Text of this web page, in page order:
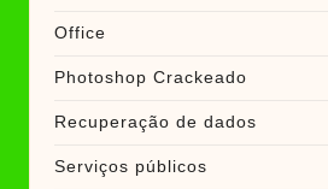
Office
Photoshop Crackeado
Recuperação de dados
Serviços públicos